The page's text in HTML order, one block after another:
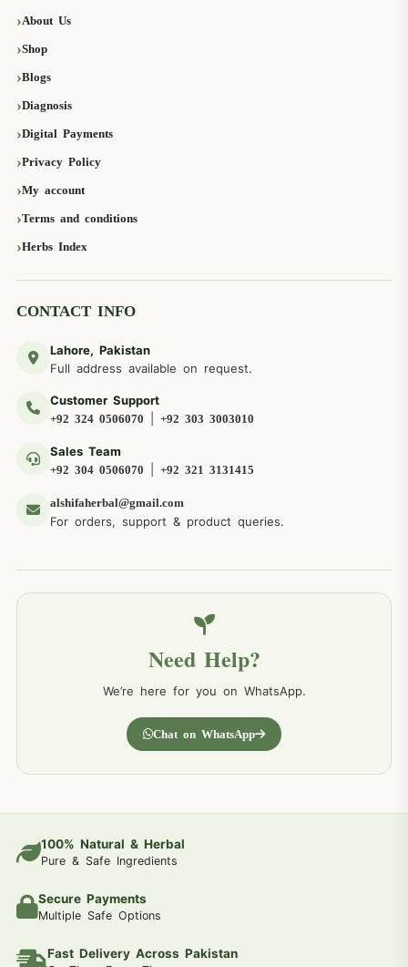
About Us
Shop
Blogs
Diagnosis
Digital Payments
Privacy Policy
My account
Terms and conditions
Herbs Index
CONTACT INFO
Lahore, Pakistan
Full address available on request.
Customer Support
+92 324 0506070 +92 303 3003010
Sales Team
+92 304 0506070 +92 321 3131415
alshifaherbal@gmail.com
For orders, support & product queries.
Need Help?
We’re here for you on WhatsApp.
Chat on WhatsApp
100% Natural & Herbal
Pure & Safe Ingredients
Secure Payments
Multiple Safe Options
Fast Delivery Across Pakistan